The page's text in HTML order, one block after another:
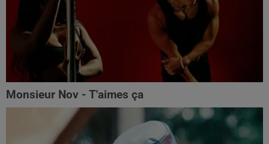
Monsieur Nov - T'aimes ça